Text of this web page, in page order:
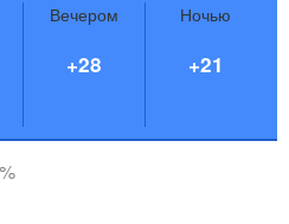
Вечером
+28
Ночью
+21